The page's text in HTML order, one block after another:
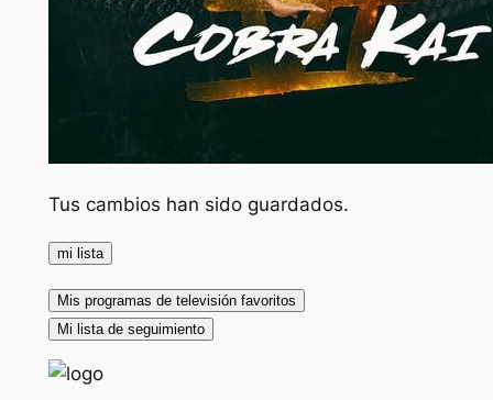
Tus cambios han sido guardados.
mi lista
Mis programas de televisión favoritos
Mi lista de seguimiento